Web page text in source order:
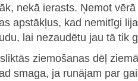
nekā ierasts. Ņemot
apstākļus, kad nemitīgi
lai nezaudētu jau tā tik
ziemošanas dēļ
smaga, ja runājam par